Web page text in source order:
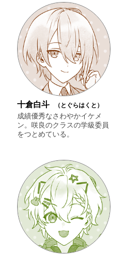
十倉白斗 （とぐらはくと）
成績優秀なさわやかイケメ
ン。咲良のクラスの学級委員
をつとめている。